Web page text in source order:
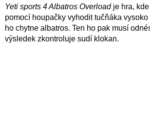
Yeti sports 4 Albatros Overloadje hra,
pomocí houpačky vyhodit tučňáka
ho chytne albatros. Ten ho pak musí
výsledek zkontroluje sudí klokan.